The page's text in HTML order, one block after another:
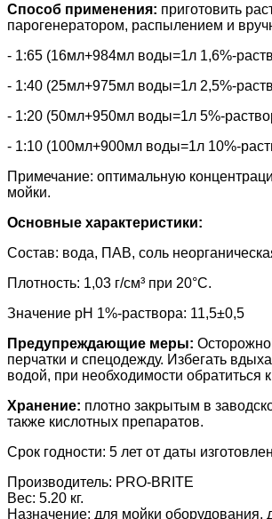
Способ применения: приготовить
парогенератором, распылением и
- 1:65 (16мл+984мл воды=1л 1,6%-
- 1:40 (25мл+975мл воды=1л 2,5%-
- 1:20 (50мл+950мл воды=1л 5%-
- 1:10 (100мл+900мл воды=1л 10%-
Примечание: оптимальную
мойки.
Основные характеристики:
Состав: вода, ПАВ, соль
Плотность: 1,03 г/см³ при 20°С.
Значение pH 1%-раствора: 11,5±0,5
Предупреждающие меры:
перчатки и спецодежду. Избегать
водой, при необходимости обратиться к
Хранение: плотно закрытым в
также кислотных препаратов.
Срок годности: 5 лет от даты
Производитель: PRO-BRITE
Вес: 5.20 кг.
Назначение: для мойки оборудования,